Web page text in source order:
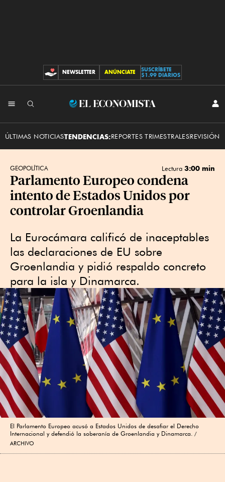
CONTRIBUCIONES
NEWSLETTER ANÚNCIATE
SUSCRÍBETE
$1.99 DIARIOS
El
ÚLTIMAS NOTICIASTENDENCIAS:REPORTES TRIMESTRALESREVISIÓN
GEOPOLÍTICA Lectura 3:00 min
Parlamento Europeo condena
intento de Estados Unidos por
controlar Groenlandia
La Eurocámara calificó de inaceptables
las declaraciones de EU sobre
Groenlandia y pidió respaldo concreto
para la isla y Dinamarca.
El Parlamento Europeo acusó a Estados Unidos de desafiar el Derecho
Internacional y defendió la soberanía de Groenlandia y Dinamarca.
ARCHIVO